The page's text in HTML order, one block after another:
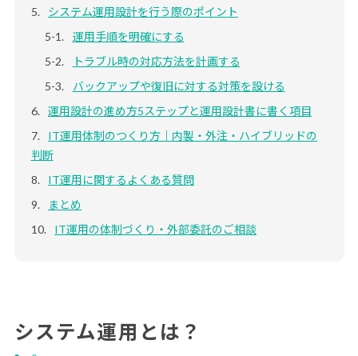
システム運用設計を行う際のポイント
運用手順を明確にする
トラブル時の対応方法を計画する
バックアップや復旧に対する対策を設ける
運用設計の進め方5ステップと運用設計書に書く項目
IT運用体制のつくり方｜内製・外注・ハイブリッドの
判断
IT運用に関するよくある質問
まとめ
IT運用の体制づくり・外部委託のご相談
システム運用とは？